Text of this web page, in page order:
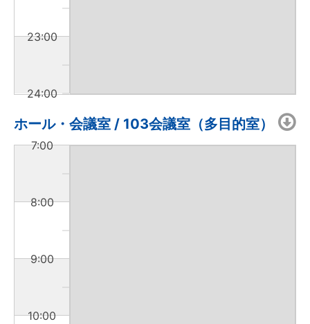
23:00
24:00
ホール・会議室 / 103会議室（多目的室）
7:00
8:00
9:00
10:00